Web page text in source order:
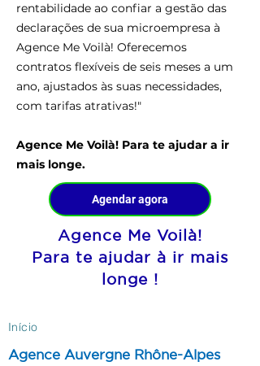
rentabilidade ao confiar a gestão das
declarações de sua microempresa à
Agence Me Voilà! Oferecemos
contratos flexíveis de seis meses a um
ano, ajustados às suas necessidades,
com tarifas atrativas!"
Agence Me Voilà! Para te ajudar a ir
mais longe.
Agendar agora
Agence Me Voilà!
Para te ajudar à ir mais
longe !
Início
Agence Auvergne Rhône-Alpes